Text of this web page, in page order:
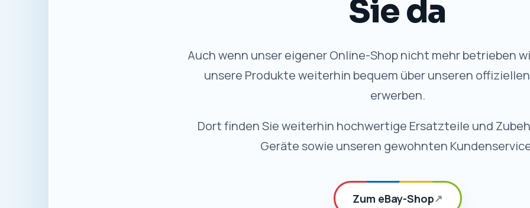
Sie da
Auch wenn unser eigener Online-Shop nicht mehr betrieben
unsere Produkte weiterhin bequem über unseren
erwerben.
Dort finden Sie weiterhin hochwertige Ersatzteile und
Geräte sowie unseren gewohnten
Zum eBay-Shop↗